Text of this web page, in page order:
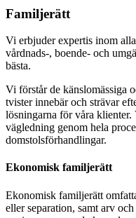
Familjerätt
Vi erbjuder expertis inom
vårdnads-, boende- och
bästa.
Vi förstår de känslomässiga
tvister innebär och strävar
lösningarna för våra klienter.
vägledning genom hela
domstolsförhandlingar.
Ekonomisk familjerätt
Ekonomisk familjerätt
eller separation, samt arv